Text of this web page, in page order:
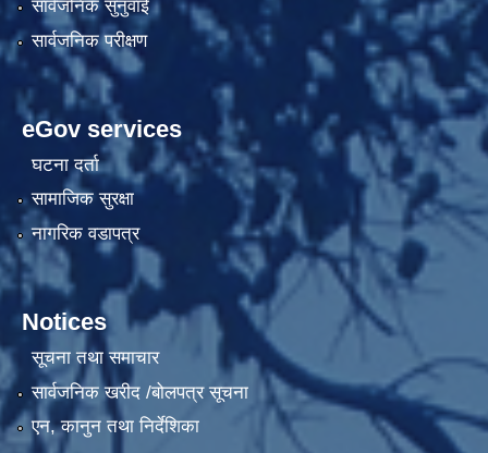
सार्वजनिक सुनुवाई
सार्वजनिक परीक्षण
eGov services
घटना दर्ता
सामाजिक सुरक्षा
नागरिक वडापत्र
Notices
सूचना तथा समाचार
सार्वजनिक खरीद /बोलपत्र सूचना
एन, कानुन तथा निर्देशिका